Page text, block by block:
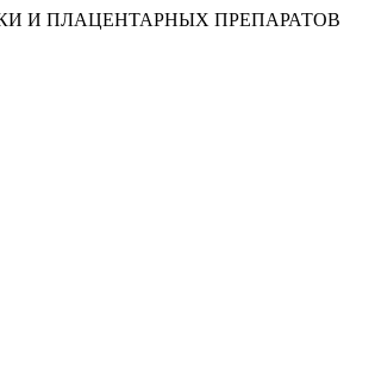
И ПЛАЦЕНТАРНЫХ ПРЕПАРАТОВ